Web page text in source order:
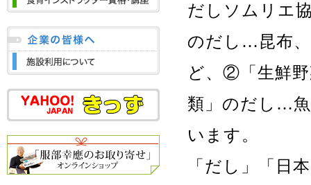
だしソムリエ
のだし…昆布
ど、②「生鮮
類」のだし…
います。
「だし」「日